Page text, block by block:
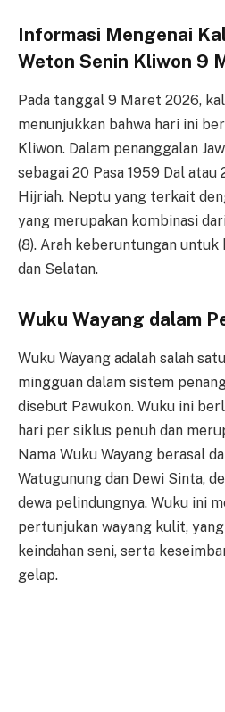
Informasi Mengenai
Weton Senin Kliwon 9
Pada tanggal 9 Maret 2026,
menunjukkan bahwa hari ini
Kliwon. Dalam penanggalan
sebagai 20 Pasa 1959 Dal atau
Hijriah. Neptu yang terkait
yang merupakan kombinasi
(8). Arah keberuntungan
dan Selatan.
Wuku Wayang dalam
Wuku Wayang adalah salah
mingguan dalam sistem
disebut Pawukon. Wuku ini
hari per siklus penuh dan
Nama Wuku Wayang berasal
Watugunung dan Dewi Sinta,
dewa pelindungnya. Wuku ini
pertunjukan wayang kulit,
keindahan seni, serta
gelap.